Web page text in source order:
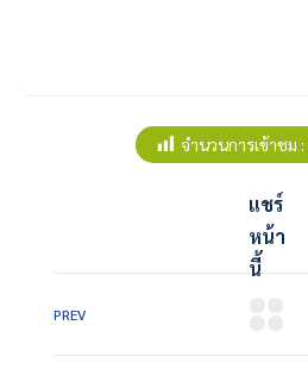
จำนวนการเข้าชม :
แชร์
หน้า
นี้
PREV